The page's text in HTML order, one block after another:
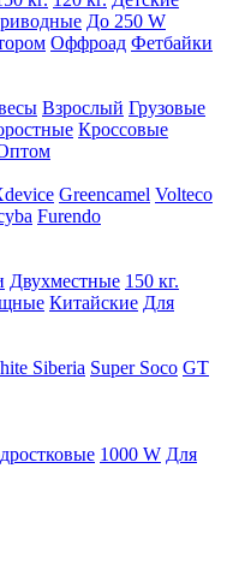
До 250 W
Оффроад Фетбайки
Взрослый Грузовые
Кроссовые
Greencamel Volteco
Furendo
Двухместные 150 кг.
Китайские Для
Siberia Super Soco GT
1000 W Для